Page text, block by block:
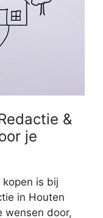
&
je
is bij
in Houten
wensen door,